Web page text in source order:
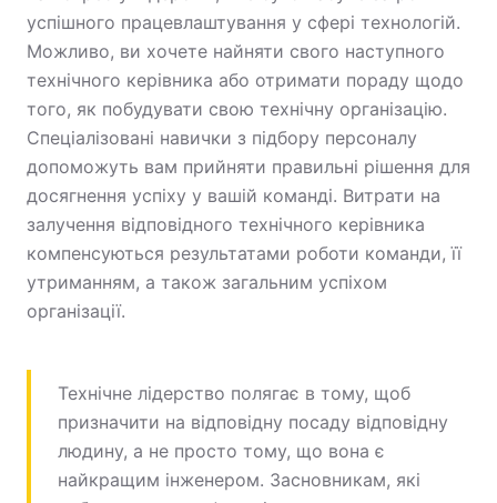
успішного працевлаштування у сфері технологій.
Можливо, ви хочете найняти свого наступного
технічного керівника або отримати пораду щодо
того, як побудувати свою технічну організацію.
Спеціалізовані навички з підбору персоналу
допоможуть вам прийняти правильні рішення для
досягнення успіху у вашій команді. Витрати на
залучення відповідного технічного керівника
компенсуються результатами роботи команди, її
утриманням, а також загальним успіхом
організації.
Технічне лідерство полягає в тому, щоб
призначити на відповідну посаду відповідну
людину, а не просто тому, що вона є
найкращим інженером. Засновникам, які